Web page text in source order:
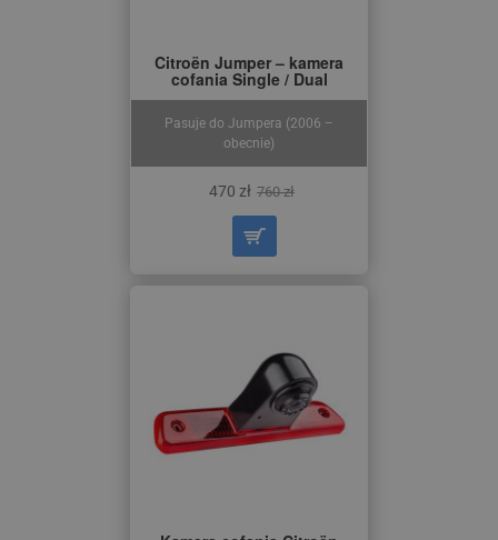
Pasuje do Jumpera (2006 –
obecnie)
Citroën Jumper – kamera
cofania Single / Dual
470 zł 760 zł